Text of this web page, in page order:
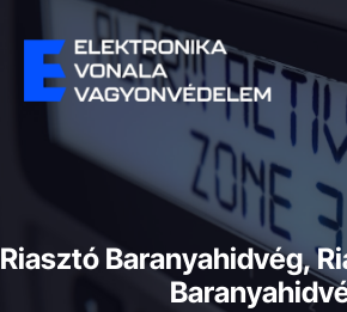
Riasztó Baranyahidvég,